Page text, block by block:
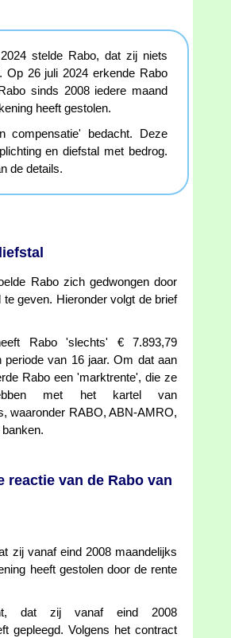
stelde Rabo, dat zij niets
Op 26 juli 2024 erkende Rabo
sinds 2008 iedere maand
heeft gestolen.
compensatie' bedacht. Deze
en diefstal met bedrog.
de details.
Rabo zich gedwongen door
te geven. Hieronder volgt de brief
Rabo 'slechts' € 7.893,79
periode van 16 jaar. Om dat aan
Rabo een 'marktrente', die ze
met het kartel van
waaronder RABO, ABN-AMRO,
banken.
reactie van de Rabo van
zij vanaf eind 2008 maandelijks
heeft gestolen door de rente
dat zij vanaf eind 2008
gepleegd. Volgens het contract